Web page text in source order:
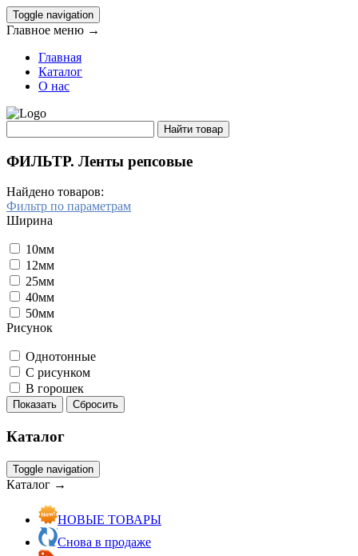
Toggle navigation
Главное меню →
Главная
Каталог
О нас
ФИЛЬТР. Ленты репсовые
Найдено товаров:
Фильтр по параметрам
Ширина
10мм
12мм
25мм
40мм
50мм
Рисунок
Однотонные
С рисунком
В горошек
Показать Сбросить
Каталог
Toggle navigation
Каталог →
НОВЫЕ ТОВАРЫ
Снова в продаже